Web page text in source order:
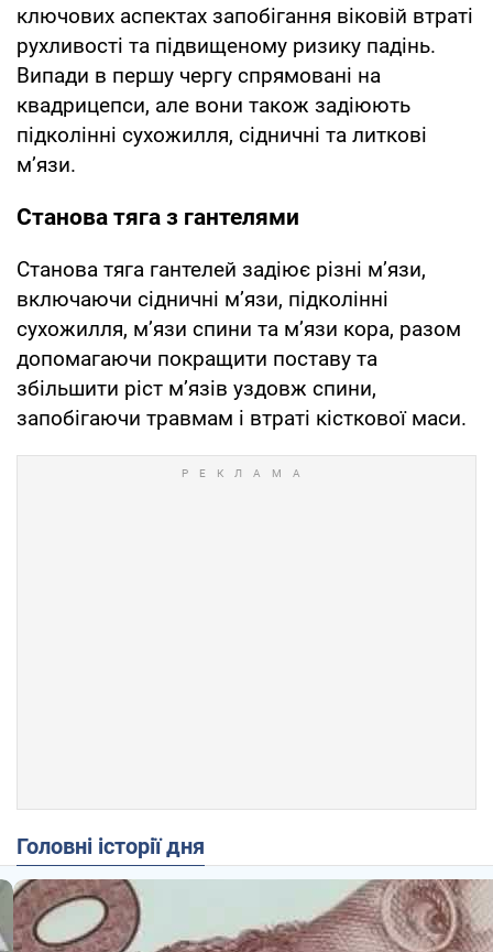
ключових аспектах запобігання віковій втраті
рухливості та підвищеному ризику падінь.
Випади в першу чергу спрямовані на
квадрицепси, але вони також задіюють
підколінні сухожилля, сідничні та литкові
м’язи.
Станова тяга з гантелями
Станова тяга гантелей задіює різні м’язи,
включаючи сідничні м’язи, підколінні
сухожилля, м’язи спини та м’язи кора, разом
допомагаючи покращити поставу та
збільшити ріст м’язів уздовж спини,
запобігаючи травмам і втраті кісткової маси.
Головні історії дня